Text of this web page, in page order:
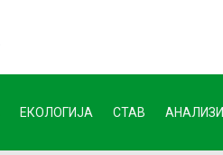
ЕКОЛОГИЈА СТАВ АНАЛИЗИ